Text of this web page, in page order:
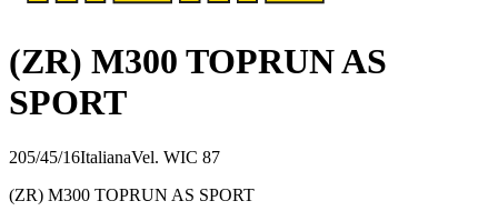
(ZR) M300 TOPRUN AS
SPORT
205/45/16ItalianaVel. WIC 87
(ZR) M300 TOPRUN AS SPORT